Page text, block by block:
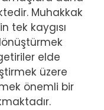
Muhakkak
tek kaygısı
elde
üzere
önemli bir